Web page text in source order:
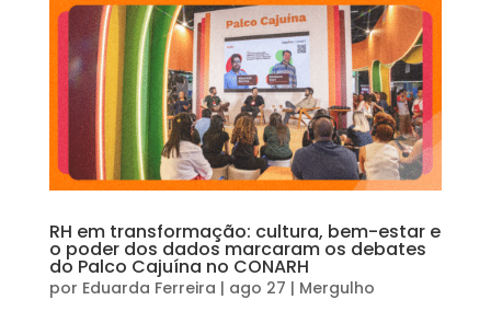
RH em transformação: cultura, bem-estar e
o poder dos dados marcaram os debates
do Palco Cajuína no CONARH
por Eduarda Ferreira | ago 27 | Mergulho